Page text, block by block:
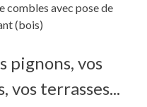
combles avec pose de
(bois)
pignons, vos
vos terrasses...